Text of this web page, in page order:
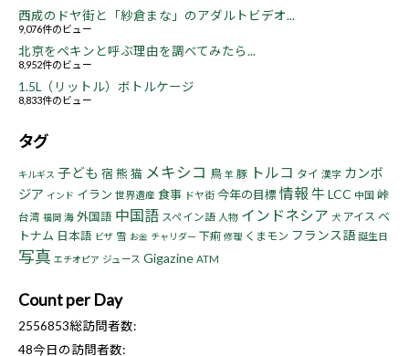
西成のドヤ街と「紗倉まな」のアダルトビデオ...
9,076件のビュー
北京をペキンと呼ぶ理由を調べてみたら...
8,952件のビュー
1.5L（リットル）ボトルケージ
8,833件のビュー
タグ
キルギス 子ども 宿 熊猫 メキシコ 鳥 羊 豚 トルコ タイ 漢字 カンボ
ジア インド イラン 世界遺産 食事 ドヤ街 今年の目標情報 牛LCC 中国 峠
台湾 福岡 海 外国語 中国語 スペイン語 人物 インドネシア 犬 アイス ベ
トナム 日本語 ビザ 雪 お金 チャリダー 下痢 修理 くまモン フランス語 誕生日
写真 エチオピア ジュース Gigazine ATM
Count per Day
2556853総訪問者数:
48今日の訪問者数: